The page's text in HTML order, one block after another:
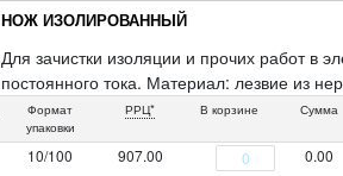
НОЖ ИЗОЛИРОВАННЫЙ
Для зачистки изоляции и прочих работ в
постоянного тока. Материал: лезвие из
Формат
упаковки
РРЦ* В корзине Сумма
10/100 907.00 0.00